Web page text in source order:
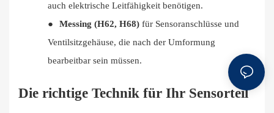
auch elektrische Leitfähigkeit benötigen.
●
Messing (H62, H68) für Sensoranschlüsse und
Ventilsitzgehäuse, die nach der Umformung
bearbeitbar sein müssen.
Die richtige Technik für Ihr Sensorteil